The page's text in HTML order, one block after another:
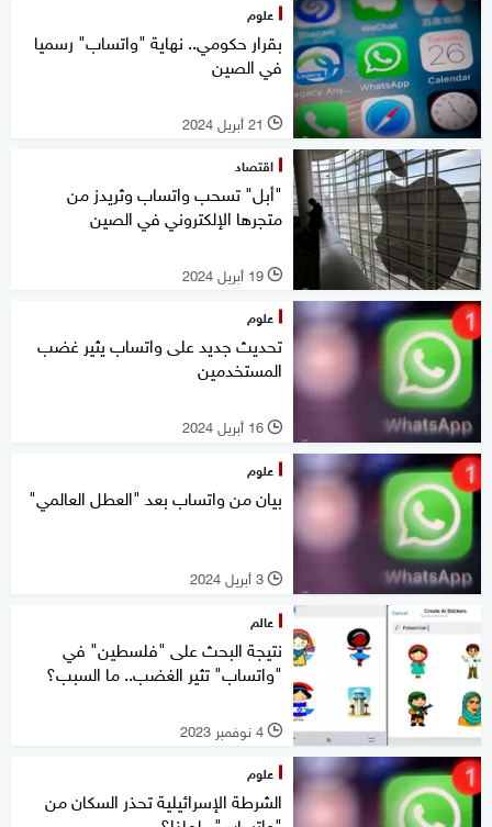
علوم
بقرار حكومي.. نهاية "واتساب" رسميا
في الصين
l 21 أبريل 2024
اقتصاد
"أبل" تسحب واتساب وثريدز من
متجرها الإلكتروني في الصين
l 19 أبريل 2024
علوم
تحديث جديد على واتساب يثير غضب
المستخدمين
l 16 أبريل 2024
علوم
بيان من واتساب بعد "العطل العالمي"
l 3 أبريل 2024
عالم
نتيجة البحث على "فلسطين" في
"واتساب" تثير الغضب.. ما السبب؟
l 4 نوفمبر 2023
علوم
الشرطة الإسرائيلية تحذر السكان من